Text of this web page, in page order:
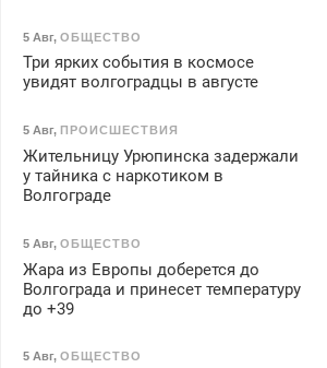
5 Авг, ОБЩЕСТВО
Три ярких события в космосе
увидят волгоградцы в августе
5 Авг, ПРОИСШЕСТВИЯ
Жительницу Урюпинска задержали
у тайника с наркотиком в
Волгограде
5 Авг, ОБЩЕСТВО
Жара из Европы доберется до
Волгограда и принесет температуру
до +39
5 Авг, ОБЩЕСТВО